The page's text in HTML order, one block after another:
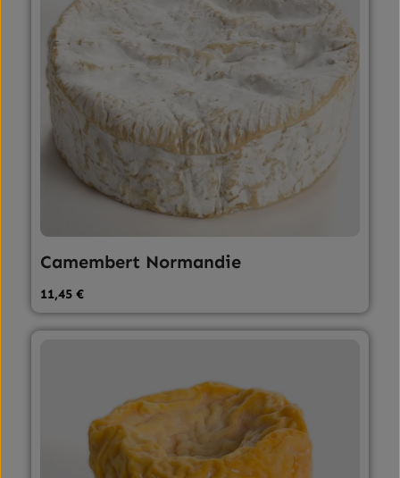
Camembert Normandie
Regulärer Preis:
11,45 €